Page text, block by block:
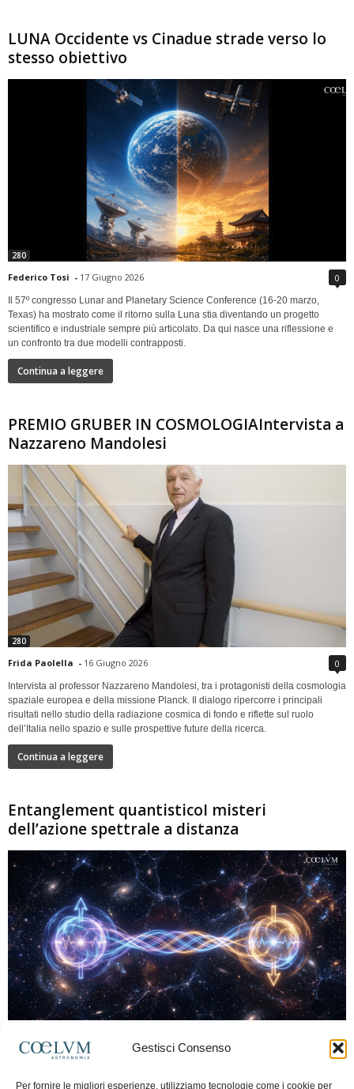
Gestisci Consenso
Per fornire le migliori esperienze, utilizziamo tecnologie come i cookie per
LUNA Occidente vs Cinadue strade verso lo
stesso obiettivo
280
Federico Tosi - 17 Giugno 2026 0
Il 57º congresso Lunar and Planetary Science Conference (16-20 marzo,
Texas) ha mostrato come il ritorno sulla Luna stia diventando un progetto
scientifico e industriale sempre più articolato. Da qui nasce una riflessione e
un confronto tra due modelli contrapposti.
Continua a leggere
PREMIO GRUBER IN COSMOLOGIAIntervista a
Nazzareno Mandolesi
280
Frida Paolella - 16 Giugno 2026 0
Intervista al professor Nazzareno Mandolesi, tra i protagonisti della cosmologia
spaziale europea e della missione Planck. Il dialogo ripercorre i principali
risultati nello studio della radiazione cosmica di fondo e riflette sul ruolo
dell’Italia nello spazio e sulle prospettive future della ricerca.
Continua a leggere
Entanglement quantisticoI misteri
dell’azione spettrale a distanza
Marco Lorrai - 15 Giugno 2026 0
moderna: due particelle possono mostrare correlazioni che sembrano ignorare